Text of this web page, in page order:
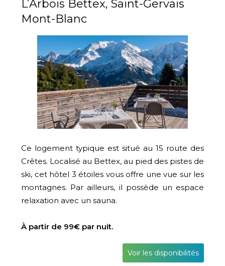
L’Arbois Bettex, Saint-Gervais
Mont-Blanc
Ce logement typique est situé au 15 route des
Crêtes. Localisé au Bettex, au pied des pistes de
ski, cet hôtel 3 étoiles vous offre une vue sur les
montagnes. Par ailleurs, il possède un espace
relaxation avec un sauna.
À partir de 99€ par nuit.
Voir les disponibilités